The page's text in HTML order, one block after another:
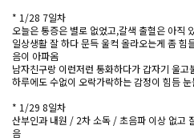
* 1/28 7일차
오늘은 통증은 별로 없었고,갈색 출혈은 아직
일상생활 잘 하다 문득 울컥 올라오는게 좀 힘
음이 아파옴
남자친구랑 이런저런 통화하다가 갑자기 울고
하루에도 수없이 오락가락하는 감정이 힘듬
* 1/29 8일차
산부인과 내원 / 2차 소독 / 초음파 이상 없고
음